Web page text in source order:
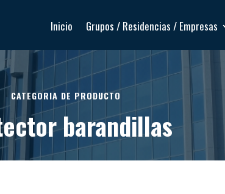
Inicio Grupos / Residencias / Empresas
CATEGORIA DE PRODUCTO
barandillas